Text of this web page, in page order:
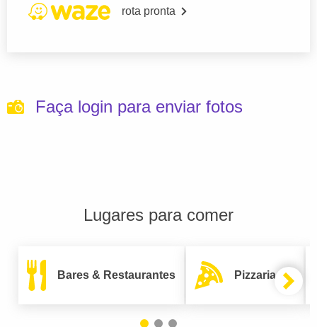
rota pronta
Faça login para enviar fotos
Lugares para comer
Bares & Restaurantes Pizzarias